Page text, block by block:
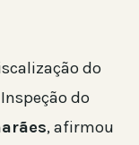
do
do
, afirmou